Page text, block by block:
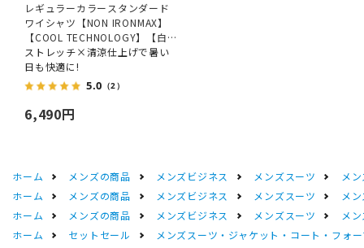
レギュラーカラースタンダード
ワイシャツ【NON IRONMAX】
【COOL TECHNOLOGY】【白
無地】
ストレッチ×清涼仕上げで暑い
日も快適に!
5.0 （2）
6,490円
ホーム メンズの商品 メンズビジネス メンズスーツ
メ
ホーム
メンズの商品 メンズビジネス メンズスーツ
メ
ホーム
メンズの商品 メンズビジネス メンズスーツ
メ
ホーム
セットセール
メンズスーツ・ジャケット・コート・フォ